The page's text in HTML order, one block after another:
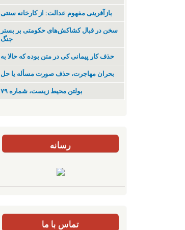
بازآفرینی مفهوم عدالت: از کارخانه سنتی
سخن در قبال کشاکش‌های حکومتی بر بستر
جنگ
حذف کار پیمانی کی در متن بودە کە حالا بە
بحران مهاجرت‌، حذف صورت مسأله یا حل
بولتن محیط زیست، شماره ۷۹
رسانه
تماس با ما